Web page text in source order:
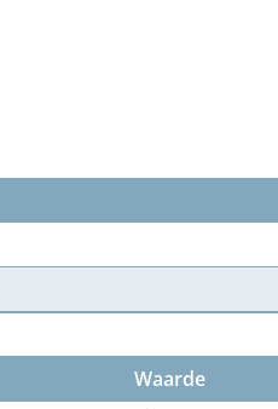
Waarde